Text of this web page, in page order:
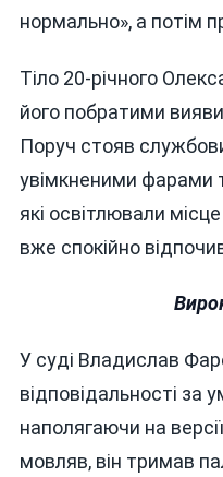
нормально», а потім
Тіло 20-річного
його побратими
Поруч стояв
увімкненими
які освітлювали
вже спокійно
У суді Владислав
відповідальності за
наполягаючи на
мовляв, він тримав